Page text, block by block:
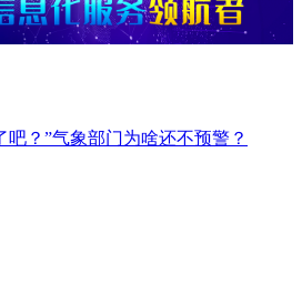
吧？”气象部门为啥还不预警？